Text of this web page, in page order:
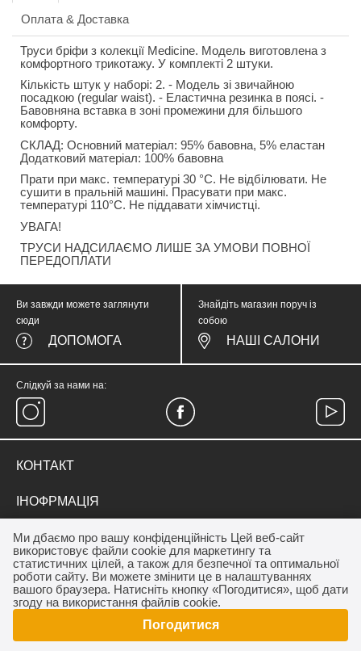
Оплата & Доставка
Труси бріфи з колекції Medicine. Модель виготовлена з
комфортного трикотажу. У комплекті 2 штуки.
Кількість штук у наборі: 2. - Модель зі звичайною
посадкою (regular waist). - Еластична резинка в поясі. -
Бавовняна вставка в зоні промежини для більшого
комфорту.
СКЛАД: Основний матеріал: 95% бавовна, 5% еластан
Додатковий матеріал: 100% бавовна
Прати при макс. температурі 30 °C. Не відбілювати. Не
сушити в пральній машині. Прасувати при макс.
температурі 110°C. Не піддавати хімчистці.
УВАГА!
ТРУСИ НАДСИЛАЄМО ЛИШЕ ЗА УМОВИ ПОВНОЇ
ПЕРЕДОПЛАТИ
Ми дбаємо про вашу конфіденційність Цей веб-сайт
використовує файли cookie для маркетингу та
статистичних цілей, а також для безпечної та оптимальної
роботи сайту. Ви можете змінити це в налаштуваннях
вашого браузера. Натисніть кнопку «Погодитися», щоб дати
згоду на використання файлів cookie.
Погодитися
Ви завжди можете заглянути
сюди
ДОПОМОГА
Знайдіть магазин поруч із
собою
НАШІ САЛОНИ
Слідкуй за нами на:
КОНТАКТ
medicinewear@gmail.com
ІНОФРМАЦІЯ
Контакт
Франшиза салону MEDICINE
ДЛЯ КЛІЄНТА
Акції
Програма лояльності
Дропшиппінг
ОПЛАТА / ДОСТАВКА
Як купити
Договір публічної оферти